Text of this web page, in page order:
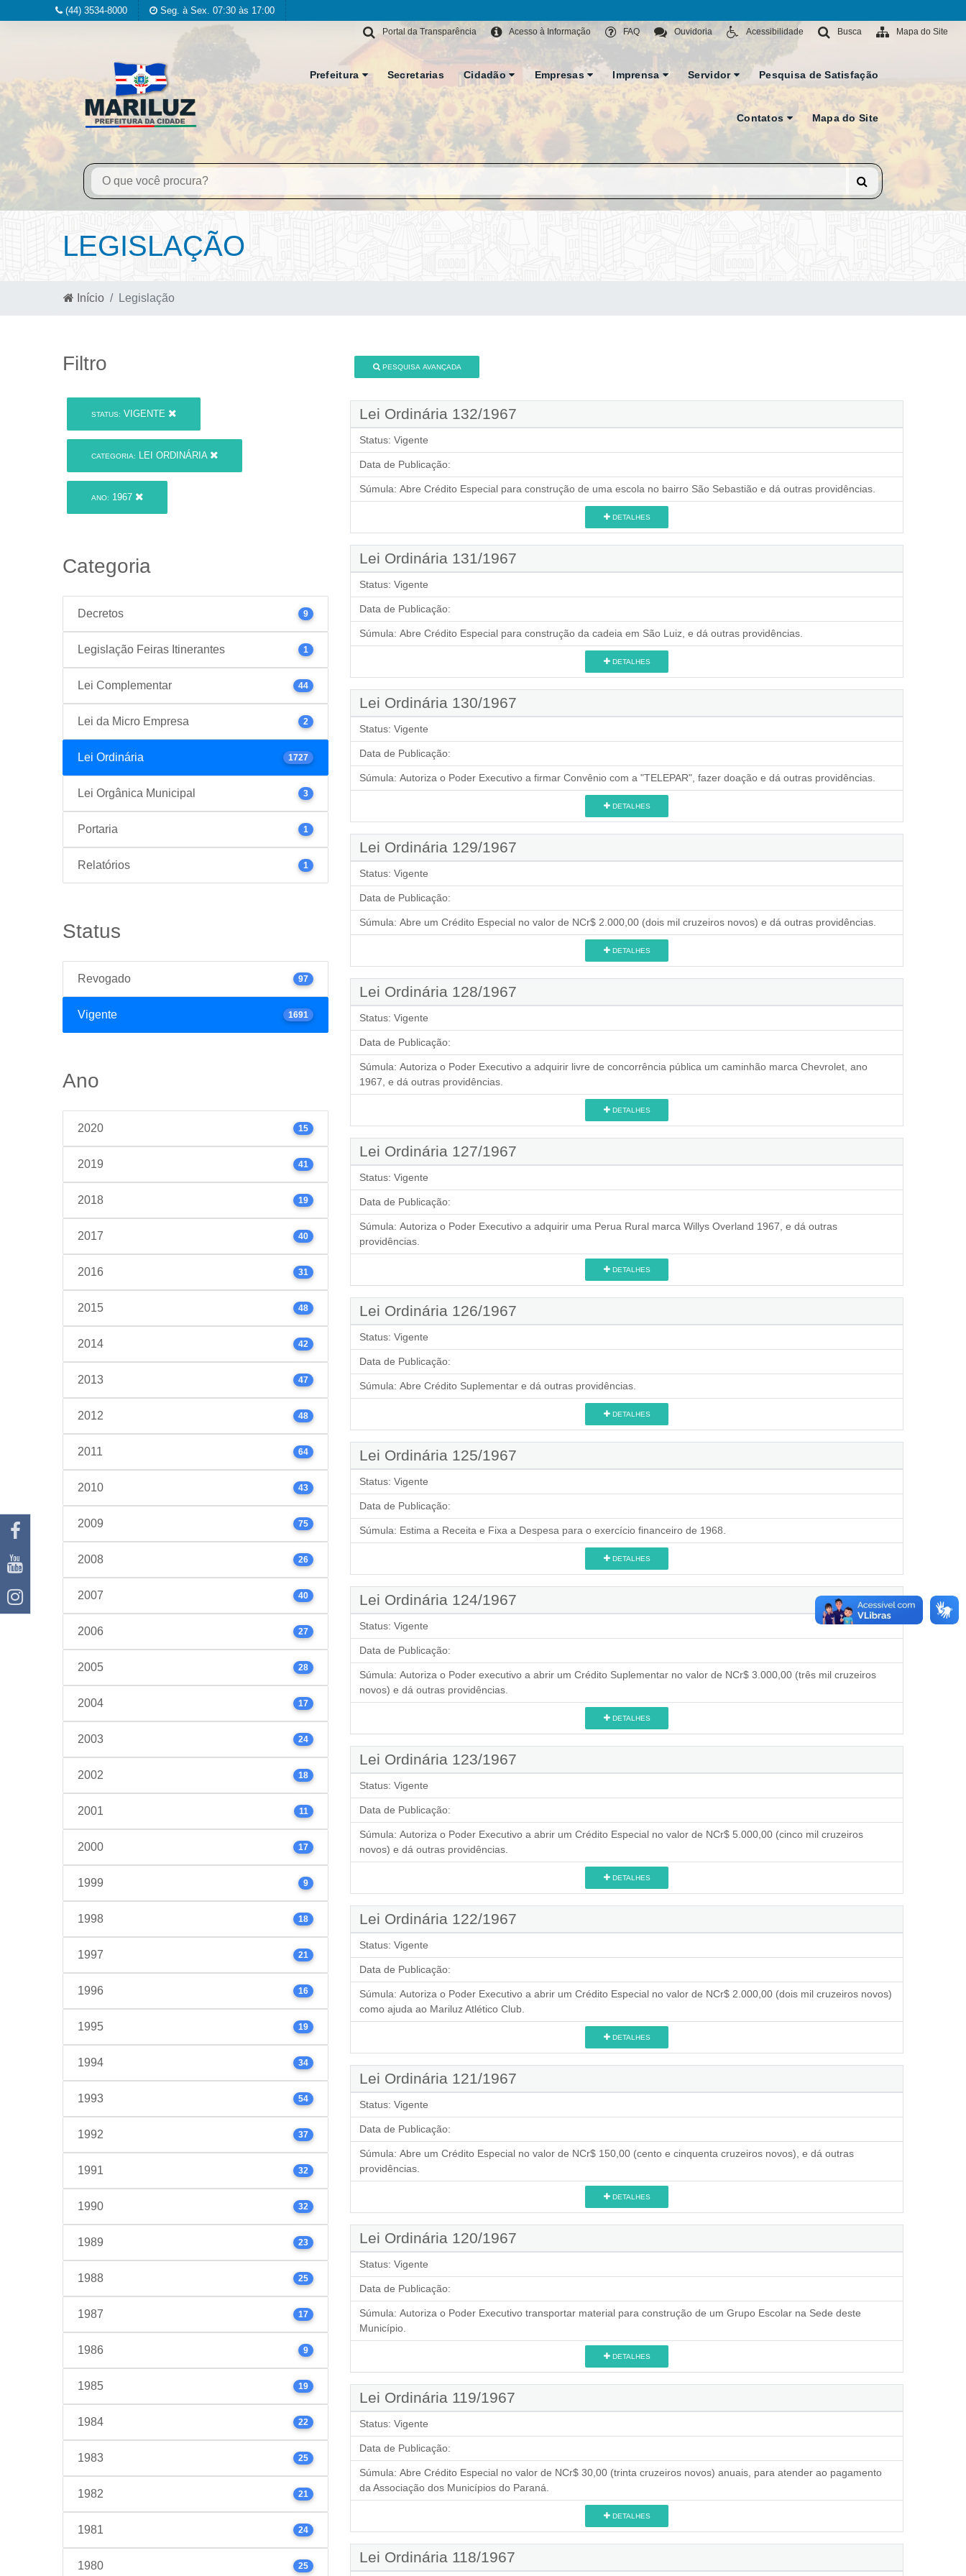
(44) 3534-8000 Seg. à Sex. 07:30 às 17:00
Mapa do Site
Busca
Acessibilidade
Ouvidoria
FAQ
Acesso à Informação
Portal da Transparência
Prefeitura Secretarias Cidadão Empresas Imprensa Servidor Pesquisa de Satisfação
Contatos Mapa do Site
LEGISLAÇÃO
Início Legislação
Filtro
STATUS: VIGENTE
CATEGORIA: LEI ORDINÁRIA
ANO: 1967
Categoria
Decretos 9
Legislação Feiras Itinerantes 1
Lei Complementar 44
Lei da Micro Empresa 2
Lei Ordinária 1727
Lei Orgânica Municipal 3
Portaria 1
Relatórios 1
Status
Revogado 97
Vigente 1691
Ano
2020 15
2019 41
2018 19
2017 40
2016 31
2015 48
2014 42
2013 47
2012 48
2011 64
2010 43
2009 75
2008 26
2007 40
2006 27
2005 28
2004 17
2003 24
2002 18
2001 11
2000 17
1999 9
1998 18
1997 21
1996 16
1995 19
1994 34
1993 54
1992 37
1991 32
1990 32
1989 23
1988 25
1987 17
1986 9
1985 19
1984 22
1983 25
1982 21
1981 24
1980 25
PESQUISA AVANÇADA
Lei Ordinária 132/1967
Status: Vigente
Data de Publicação:
Súmula: Abre Crédito Especial para construção de uma escola no bairro São Sebastião e dá outras providências.
DETALHES
Lei Ordinária 131/1967
Status: Vigente
Data de Publicação:
Súmula: Abre Crédito Especial para construção da cadeia em São Luiz, e dá outras providências.
DETALHES
Lei Ordinária 130/1967
Status: Vigente
Data de Publicação:
Súmula: Autoriza o Poder Executivo a firmar Convênio com a "TELEPAR", fazer doação e dá outras providências.
DETALHES
Lei Ordinária 129/1967
Status: Vigente
Data de Publicação:
Súmula: Abre um Crédito Especial no valor de NCr$ 2.000,00 (dois mil cruzeiros novos) e dá outras providências.
DETALHES
Lei Ordinária 128/1967
Status: Vigente
Data de Publicação:
Súmula: Autoriza o Poder Executivo a adquirir livre de concorrência pública um caminhão marca Chevrolet, ano
1967, e dá outras providências.
DETALHES
Lei Ordinária 127/1967
Status: Vigente
Data de Publicação:
Súmula: Autoriza o Poder Executivo a adquirir uma Perua Rural marca Willys Overland 1967, e dá outras
providências.
DETALHES
Lei Ordinária 126/1967
Status: Vigente
Data de Publicação:
Súmula: Abre Crédito Suplementar e dá outras providências.
DETALHES
Lei Ordinária 125/1967
Status: Vigente
Data de Publicação:
Súmula: Estima a Receita e Fixa a Despesa para o exercício financeiro de 1968.
DETALHES
Lei Ordinária 124/1967
Status: Vigente
Data de Publicação:
Súmula: Autoriza o Poder executivo a abrir um Crédito Suplementar no valor de NCr$ 3.000,00 (três mil cruzeiros
novos) e dá outras providências.
DETALHES
Lei Ordinária 123/1967
Status: Vigente
Data de Publicação:
Súmula: Autoriza o Poder Executivo a abrir um Crédito Especial no valor de NCr$ 5.000,00 (cinco mil cruzeiros
novos) e dá outras providências.
DETALHES
Lei Ordinária 122/1967
Status: Vigente
Data de Publicação:
Súmula: Autoriza o Poder Executivo a abrir um Crédito Especial no valor de NCr$ 2.000,00 (dois mil cruzeiros novos)
como ajuda ao Mariluz Atlético Club.
DETALHES
Lei Ordinária 121/1967
Status: Vigente
Data de Publicação:
Súmula: Abre um Crédito Especial no valor de NCr$ 150,00 (cento e cinquenta cruzeiros novos), e dá outras
providências.
DETALHES
Lei Ordinária 120/1967
Status: Vigente
Data de Publicação:
Súmula: Autoriza o Poder Executivo transportar material para construção de um Grupo Escolar na Sede deste
Município.
DETALHES
Lei Ordinária 119/1967
Status: Vigente
Data de Publicação:
Súmula: Abre Crédito Especial no valor de NCr$ 30,00 (trinta cruzeiros novos) anuais, para atender ao pagamento
da Associação dos Municípios do Paraná.
DETALHES
Lei Ordinária 118/1967